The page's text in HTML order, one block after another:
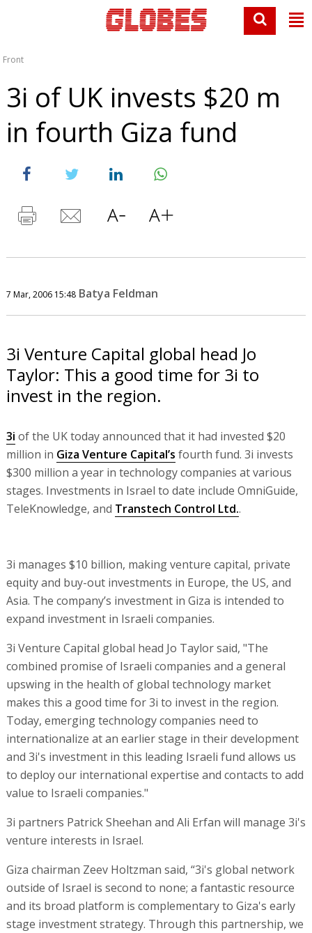
Front
3i of UK invests $20 m
in fourth Giza fund
7 Mar, 2006 15:48 Batya Feldman
3i Venture Capital global head Jo
Taylor: This a good time for 3i to
invest in the region.
3i of the UK today announced that it had invested $20
million in Giza Venture Capital’s fourth fund. 3i invests
$300 million a year in technology companies at various
stages. Investments in Israel to date include OmniGuide,
TeleKnowledge, and Transtech Control Ltd..
3i manages $10 billion, making venture capital, private
equity and buy-out investments in Europe, the US, and
Asia. The company’s investment in Giza is intended to
expand investment in Israeli companies.
3i Venture Capital global head Jo Taylor said, "The
combined promise of Israeli companies and a general
upswing in the health of global technology market
makes this a good time for 3i to invest in the region.
Today, emerging technology companies need to
internationalize at an earlier stage in their development
and 3i's investment in this leading Israeli fund allows us
to deploy our international expertise and contacts to add
value to Israeli companies."
3i partners Patrick Sheehan and Ali Erfan will manage 3i's
venture interests in Israel.
Giza chairman Zeev Holtzman said, “3i's global network
outside of Israel is second to none; a fantastic resource
and its broad platform is complementary to Giza's early
stage investment strategy. Through this partnership, we